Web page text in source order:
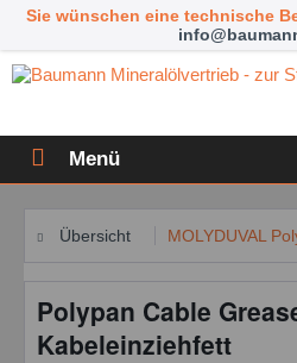
Sie wünschen eine technische
Menü
Übersicht MOLYDUVAL
Polypan Cable
Kabeleinziehfett